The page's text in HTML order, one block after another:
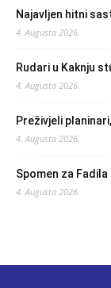
Najavljen hitni
4. Augusta 2026.
Rudari u Kaknju
4. Augusta 2026.
Preživjeli
4. Augusta 2026.
Spomen za
4. Augusta 2026.